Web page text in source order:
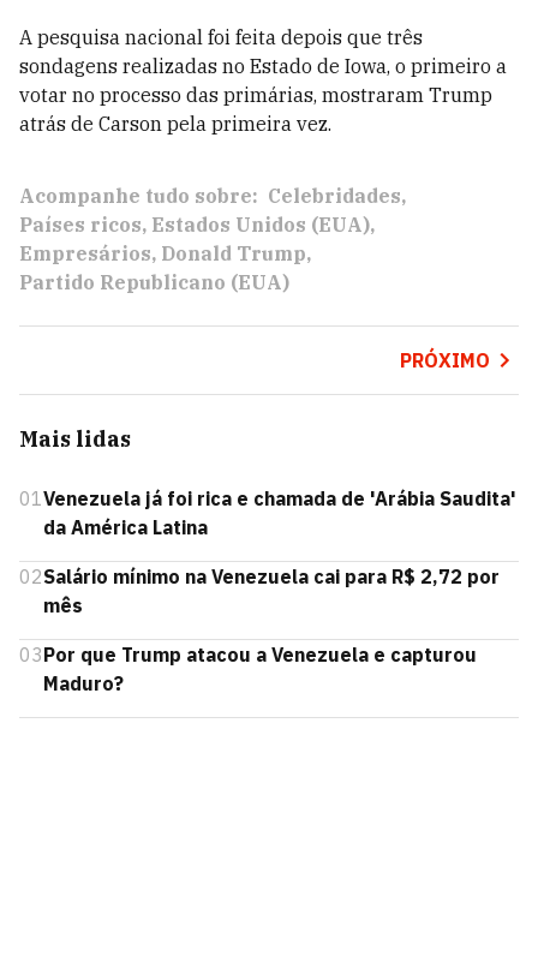
A pesquisa nacional foi feita depois que três
sondagens realizadas no Estado de Iowa, o primeiro a
votar no processo das primárias, mostraram Trump
atrás de Carson pela primeira vez.
Acompanhe tudo sobre: Celebridades
Países ricos Estados Unidos (EUA)
Empresários Donald Trump
Partido Republicano (EUA)
PRÓXIMO
Mais lidas
01Venezuela já foi rica e chamada de 'Arábia Saudita'
da América Latina
02Salário mínimo na Venezuela cai para R$ 2,72 por
mês
03Por que Trump atacou a Venezuela e capturou
Maduro?